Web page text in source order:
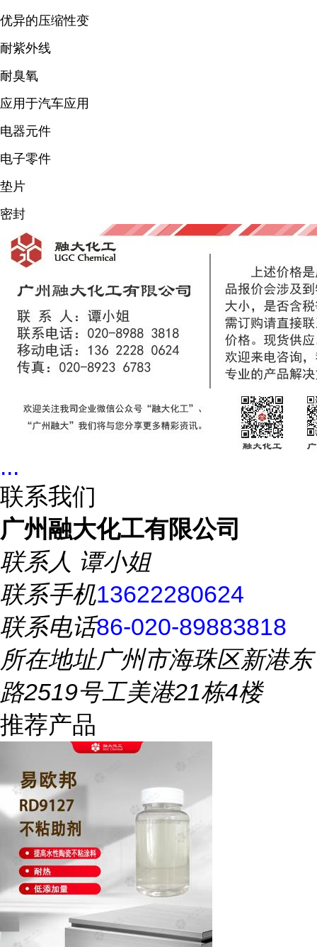
优异的压缩性变
耐紫外线
耐臭氧
应用于汽车应用
电器元件
电子零件
垫片
密封
...
联系我们
广州融大化工有限公司
联系人 谭小姐
联系手机13622280624
联系电话86-020-89883818
所在地址广州市海珠区新港东
路2519号工美港21栋4楼
推荐产品